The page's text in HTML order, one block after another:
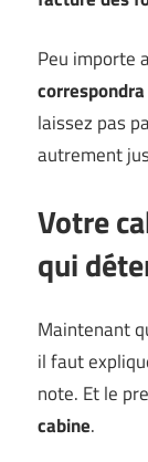
Peu importe
laissez pas
autrement
Votre
qui
Maintenant
il faut
note. Et le
cabine.